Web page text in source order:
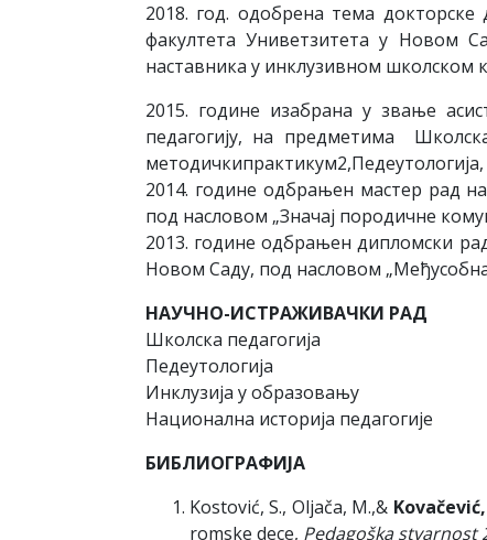
2018. год. одобрена тема докторске
факултета Униветзитета у Новом
наставника у инклузивном школском
2015. године изабрана у звање
педагогију, на предметима
2014. године одбрањен мастер рад
под насловом „Значај породичне
2013. године одбрањен дипломски
Новом Саду, под насловом
НАУЧНО-ИСТРАЖИВАЧКИ РАД
Школска педагогија
Педеутологија
Инклузија у образовању
Национална историја педагогије
БИБЛИОГРАФИЈА
Kostović, S., Oljača, M.,&
romske dece, Pedagoška stvarnost